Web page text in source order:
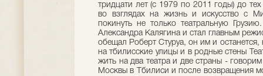
тридцати лет (с 1979 по 2011 годы) до
во взглядах на жизнь и искусство с
покинуть не только театральную
Александра Калягина и стал главным
обещал Роберт Стуруа, он им и
на тбилисские улицы и в родные стены
жить на два театра и две страны -
Москвы в Тбилиси и после возвращения